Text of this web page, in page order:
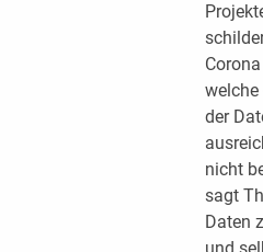
welche
der
nicht
sagt
Daten